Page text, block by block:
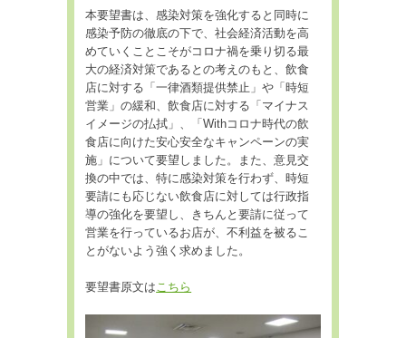
本要望書は、感染対策を強化すると同時に
感染予防の徹底の下で、社会経済活動を高
めていくことこそがコロナ禍を乗り切る最
大の経済対策であるとの考えのもと、飲食
店に対する「一律酒類提供禁止」や「時短
営業」の緩和、飲食店に対する「マイナス
イメージの払拭」、「Withコロナ時代の飲
食店に向けた安心安全なキャンペーンの実
施」について要望しました。また、意見交
換の中では、特に感染対策を行わず、時短
要請にも応じない飲食店に対しては行政指
導の強化を要望し、きちんと要請に従って
営業を行っているお店が、不利益を被るこ
とがないよう強く求めました。
要望書原文はこちら